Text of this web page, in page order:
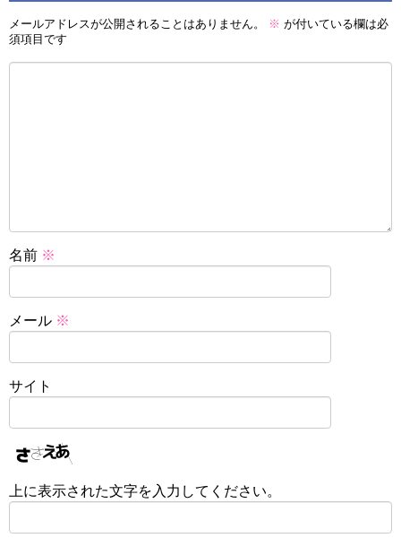
メールアドレスが公開されることはありません。 ※ が付いている欄は必
須項目です
名前 ※
メール ※
サイト
上に表示された文字を入力してください。